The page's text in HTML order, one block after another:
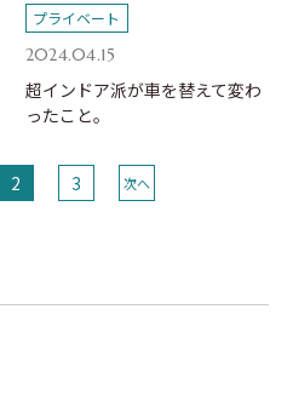
プライベート
2024.04.15
超インドア派が車を替えて変わ
ったこと。
2 3 次へ